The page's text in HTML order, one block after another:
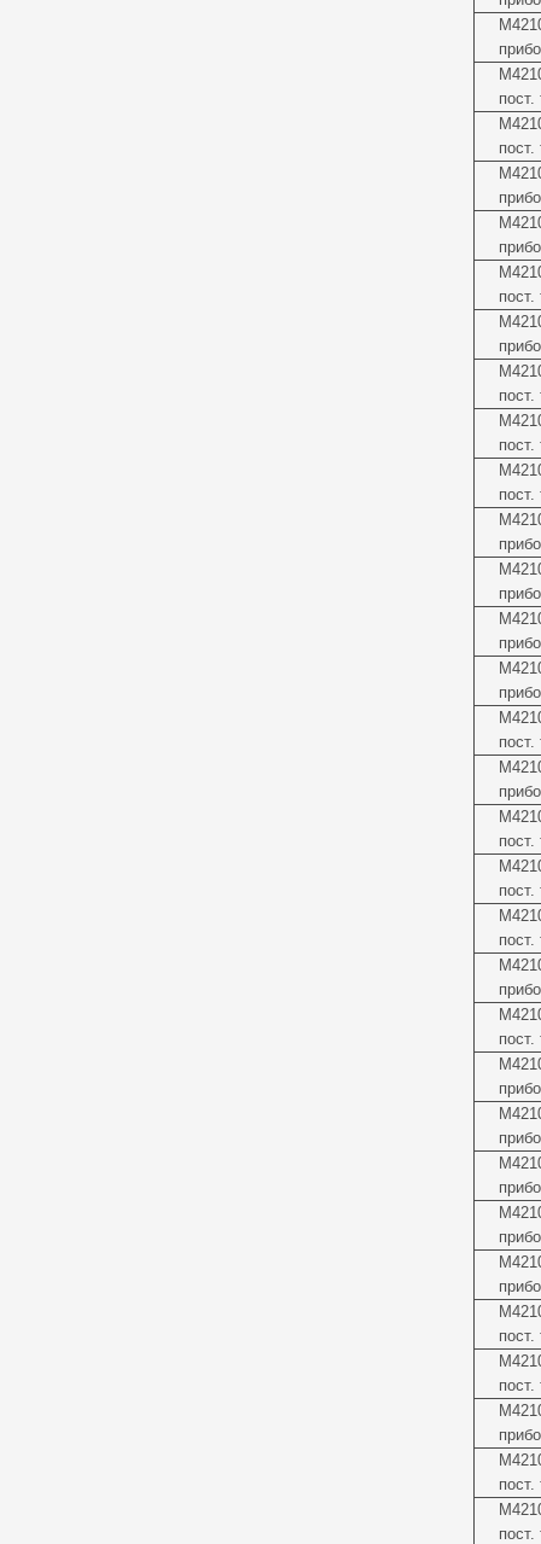
пост.
пост.
пост.
пост.
пост.
пост.
пост.
пост.
пост.
пост.
пост.
пост.
пост.
пост.
пост.